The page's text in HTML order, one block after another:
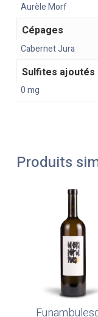
Aurèle Morf
Cépages
Cabernet Jura
Sulfites ajoutés
0 mg
Produits
Ajouter Au